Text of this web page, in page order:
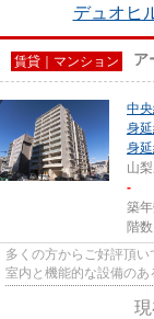
デュオヒ
賃貸｜マンション ア
中
身
身
山
-
築
階
多くの方からご好評頂
室内と機能的な設備の